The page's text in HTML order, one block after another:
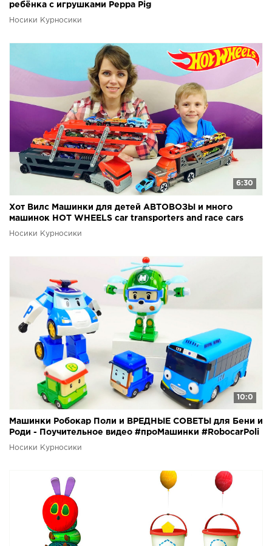
ребёнка с игрушками Peppa Pig
Носики Курносики
6:30
Хот Вилс Машинки для детей АВТОВОЗЫ и много
машинок HOT WHEELS car transporters and race cars
Носики Курносики
10:0
Машинки Робокар Поли и ВРЕДНЫЕ СОВЕТЫ для Бени и
Роди - Поучительное видео #проМашинки #RobocarPoli
Носики Курносики